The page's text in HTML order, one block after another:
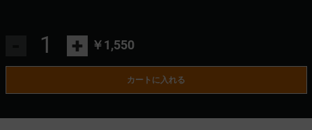
+ ￥1,550
カートに入れる